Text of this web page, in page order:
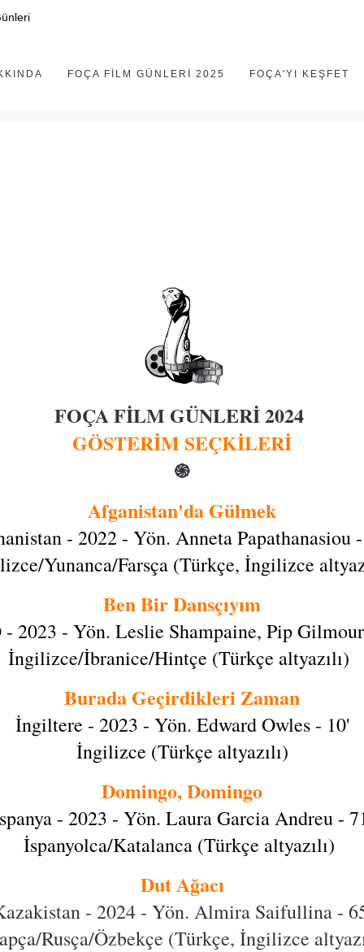
FOÇA FILM GÜNLERI 2025 FOÇA'YI KEŞFET
FOÇA FİLM GÜNLERİ 2024
GÖSTERİM SEÇKİLERİ
֍
Afganistan'da Gülmek
- 2022 - Yön. Anneta Papathanasiou
Yunanca/Farsça (Türkçe, İngilizce
Ben Bir Dansçıyım
2023 - Yön. Leslie Shampaine, Pip
İngilizce/İbranice/Hintçe (Türkçe altyazılı)
Burada Geçirdikleri Zaman
İngiltere - 2023 - Yön. Edward Owles - 10'
İngilizce (Türkçe altyazılı)
Domingo, Domingo
- 2023 - Yön. Laura Garcia Andreu -
İspanyolca/Katalanca (Türkçe altyazılı)
Dut Ağacı
- 2024 - Yön. Almira Saifullina -
Rusça/Özbekçe (Türkçe, İngilizce